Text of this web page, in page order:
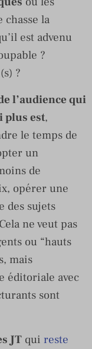
la
est advenu
?
?
l’audience qui
plus est,
le temps de
un
de
opérer une
des sujets
ne veut pas
ou “hauts
mais
éditoriale avec
sont
JT qui reste